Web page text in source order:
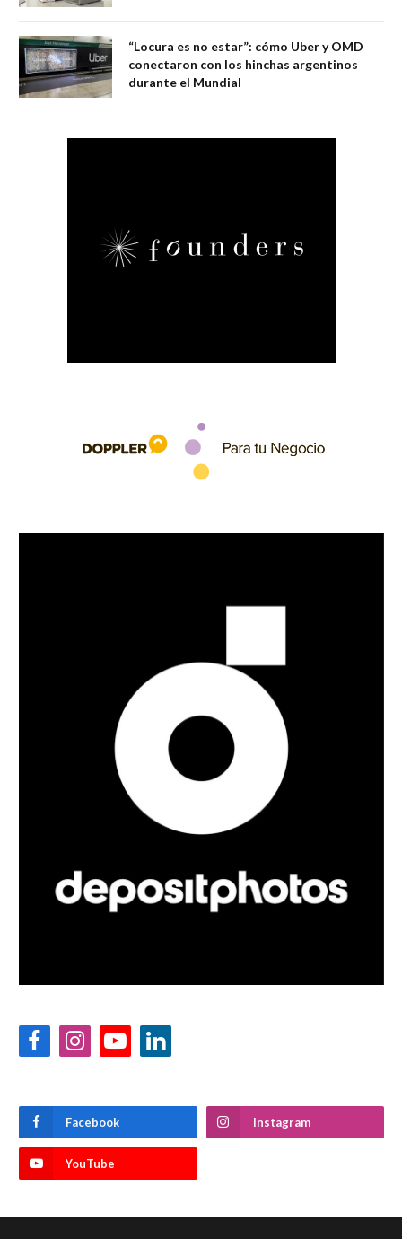
“Locura es no estar”: cómo Uber y OMD
conectaron con los hinchas argentinos
durante el Mundial
FacebookInstagramYouTubeLinkedIn
Facebook Instagram
YouTube